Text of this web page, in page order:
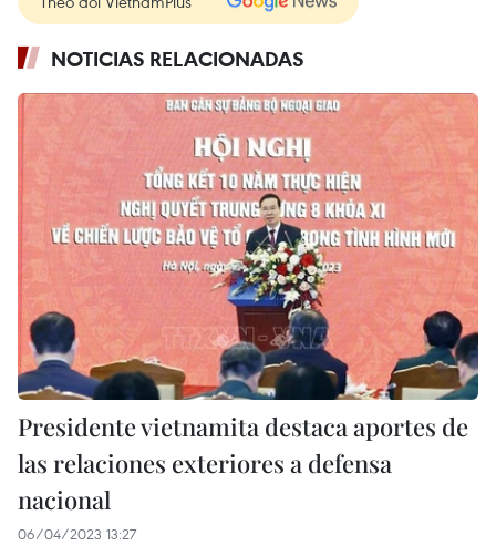
NOTICIAS RELACIONADAS
Presidente vietnamita destaca aportes de
las relaciones exteriores a defensa
nacional
06/04/2023 13:27